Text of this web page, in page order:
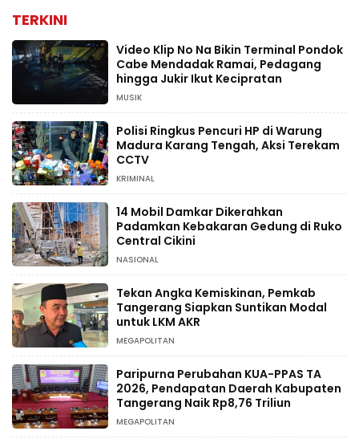
TERKINI
Video Klip No Na Bikin Terminal Pondok
Cabe Mendadak Ramai, Pedagang
hingga Jukir Ikut Kecipratan
MUSIK
Polisi Ringkus Pencuri HP di Warung
Madura Karang Tengah, Aksi Terekam
CCTV
KRIMINAL
14 Mobil Damkar Dikerahkan
Padamkan Kebakaran Gedung di Ruko
Central Cikini
NASIONAL
Tekan Angka Kemiskinan, Pemkab
Tangerang Siapkan Suntikan Modal
untuk LKM AKR
MEGAPOLITAN
Paripurna Perubahan KUA-PPAS TA
2026, Pendapatan Daerah Kabupaten
Tangerang Naik Rp8,76 Triliun
MEGAPOLITAN